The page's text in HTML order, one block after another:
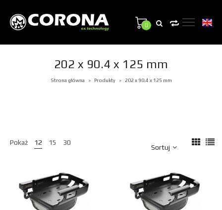
0
202 x 90.4 x 125 mm
Strona główna > Produkty > 202 x 90.4 x 125 mm
Pokaż 12 15 30
Sortuj